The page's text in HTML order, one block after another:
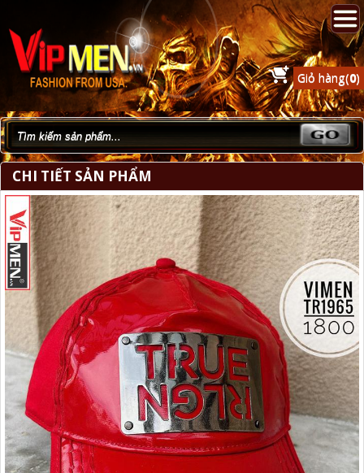
Giỏ hàng(0)
CHI TIẾT SẢN PHẨM